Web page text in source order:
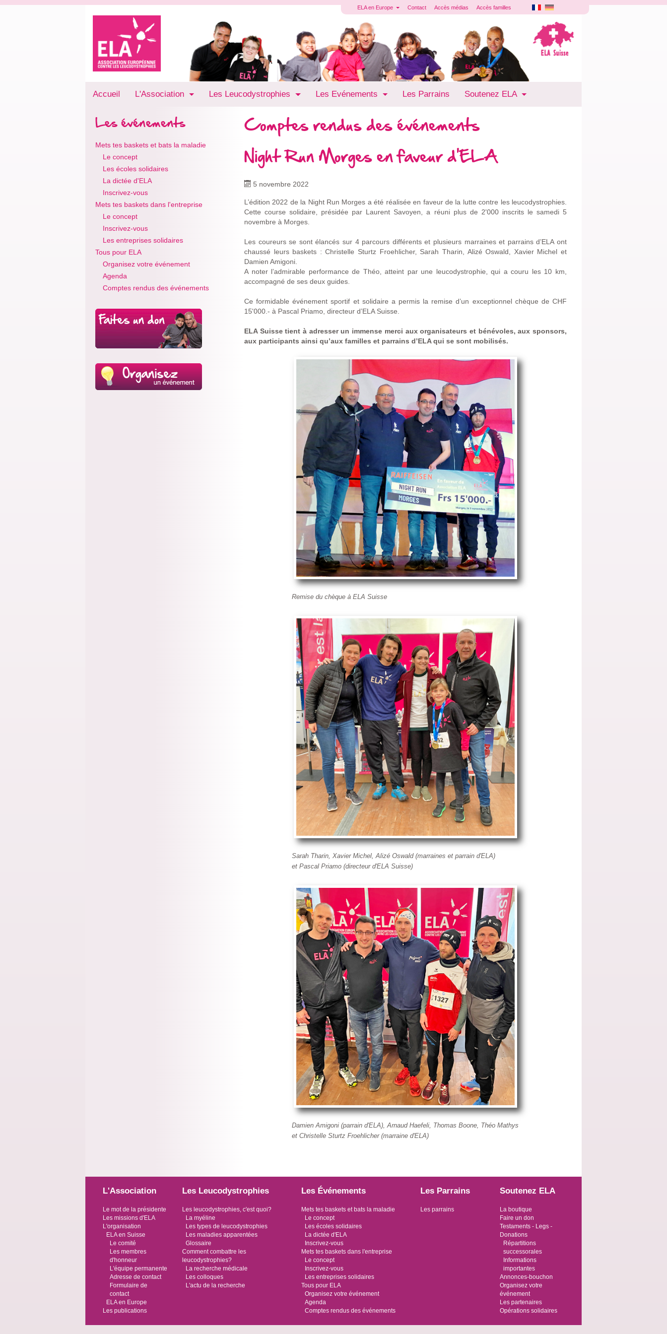
ELA en Europe Contact Accès médias Accès familles
Accueil L'Association Les Leucodystrophies Les Evénements Les Parrains Soutenez ELA
Les événements
Mets tes baskets et bats la maladie
Le concept
Les écoles solidaires
La dictée d'ELA
Inscrivez-vous
Mets tes baskets dans l'entreprise
Le concept
Inscrivez-vous
Les entreprises solidaires
Tous pour ELA
Organisez votre événement
Agenda
Comptes rendus des événements
Comptes rendus des événements
Night Run Morges en faveur d'ELA
5 novembre 2022
L’édition 2022 de la Night Run Morges a été réalisée en faveur de la lutte contre les leucodystrophies.
Cette course solidaire, présidée par Laurent Savoyen, a réuni plus de 2'000 inscrits le samedi 5
novembre à Morges.
Les coureurs se sont élancés sur 4 parcours différents et plusieurs marraines et parrains d’ELA ont
chaussé leurs baskets : Christelle Sturtz Froehlicher, Sarah Tharin, Alizé Oswald, Xavier Michel et
Damien Amigoni.
A noter l’admirable performance de Théo, atteint par une leucodystrophie, qui a couru les 10 km,
accompagné de ses deux guides.
Ce formidable événement sportif et solidaire a permis la remise d’un exceptionnel chèque de CHF
15'000.- à Pascal Priamo, directeur d’ELA Suisse.
ELA Suisse tient à adresser un immense merci aux organisateurs et bénévoles, aux sponsors,
aux participants ainsi qu’aux familles et parrains d’ELA qui se sont mobilisés.
Remise du chèque à ELA Suisse
Sarah Tharin, Xavier Michel, Alizé Oswald (marraines et parrain d'ELA)
et Pascal Priamo (directeur d'ELA Suisse)
Damien Amigoni (parrain d'ELA), Arnaud Haefeli, Thomas Boone, Théo Mathys
et Christelle Sturtz Froehlicher (marraine d'ELA)
L'Association
Le mot de la présidente
Les missions d'ELA
L'organisation
ELA en Suisse
Le comité
Les membres
d'honneur
L'équipe permanente
Adresse de contact
Formulaire de
contact
ELA en Europe
Les publications
Les Leucodystrophies
Les leucodystrophies, c'est quoi?
La myéline
Les types de leucodystrophies
Les maladies apparentées
Glossaire
Comment combattre les
leucodystrophies?
La recherche médicale
Les colloques
L'actu de la recherche
Les Événements
Mets tes baskets et bats la maladie
Le concept
Les écoles solidaires
La dictée d'ELA
Inscrivez-vous
Mets tes baskets dans l'entreprise
Le concept
Inscrivez-vous
Les entreprises solidaires
Tous pour ELA
Organisez votre événement
Agenda
Comptes rendus des événements
Les Parrains
Les parrains
Soutenez ELA
La boutique
Faire un don
Testaments - Legs -
Donations
Répartitions
successorales
Informations
importantes
Annonces-bouchon
Organisez votre
événement
Les partenaires
Opérations solidaires